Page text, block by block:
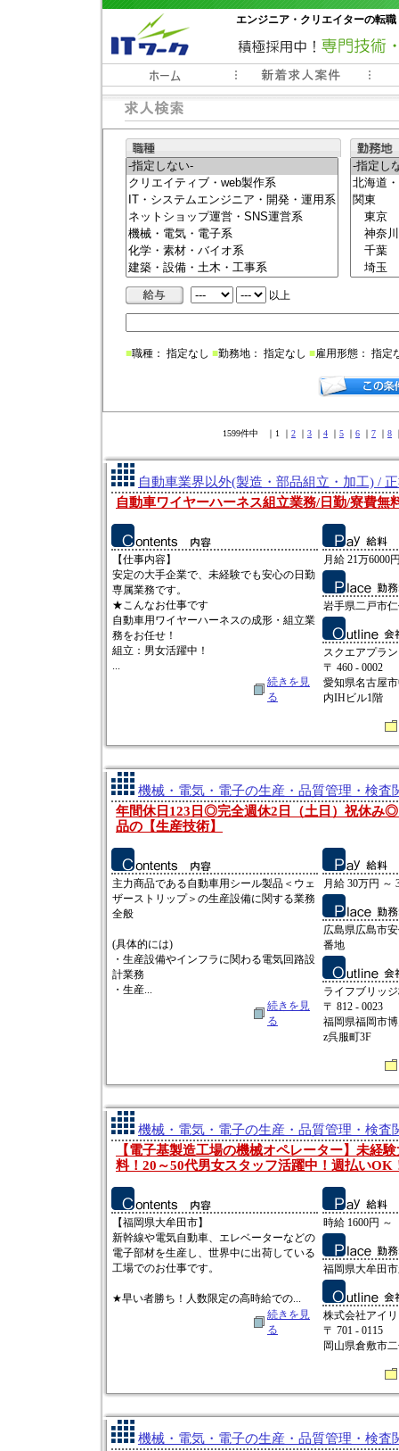
エンジニア・クリエイターの転
常時3000件以上の求人情報掲載中
以上
■職種： 指定なし ■勤務地： 指定なし ■雇用形態： 指定
1599件中 ｜1 ｜ 2 ｜ 3 ｜ 4 ｜ 5 ｜ 6 ｜ 7 ｜ 8
自動車業界以外(製造・部品組立・加工) /
自動車ワイヤーハーネス組立業務/日勤/寮費
【仕事内容】
安定の大手企業で、未経験でも安心の日勤
専属業務です。
★こんなお仕事です
自動車用ワイヤーハーネスの成形・組立業
務をお任せ！
組立：男女活躍中！
...
続きを見
る
月給 21万6000
岩手県二戸市
スクエアプラ
〒 460 - 0002
愛知県名古屋
内IHビル1階
機械・電気・電子の生産・品質管理・検査
年間休日123日◎完全週休2日（土日）祝休み
品の【生産技術】
主力商品である自動車用シール製品＜ウェ
ザーストリップ＞の生産設備に関する業務
全般
(具体的には)
・生産設備やインフラに関わる電気回路設
計業務
・生産...
続きを見
る
月給 30万円 ～
広島県広島市
番地
ライフブリッ
〒 812 - 0023
福岡県福岡市
z呉服町3F
機械・電気・電子の生産・品質管理・検査
【電子基製造工場の機械オペレーター】未経
料！20～50代男女スタッフ活躍中！週払いOK
【福岡県大牟田市】
新幹線や電気自動車、エレベーターなどの
電子部材を生産し、世界中に出荷している
工場でのお仕事です。
★早い者勝ち！人数限定の高時給での...
続きを見
る
時給 1600円 ～
福岡県大牟田
株式会社アイ
〒 701 - 0115
岡山県倉敷市
機械・電気・電子の生産・品質管理・検査